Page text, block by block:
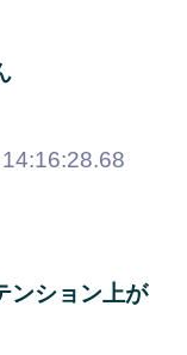
ンション上が